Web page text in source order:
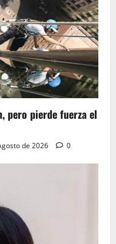
pero pierde fuerza el
de 2026 0